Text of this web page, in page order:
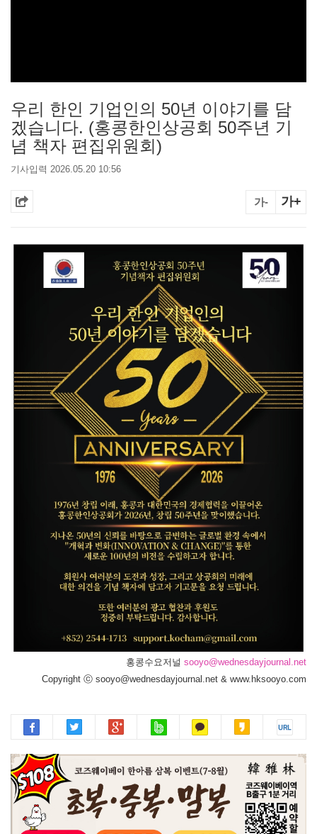
우리 한인 기업인의 50년 이야기를 담
겠습니다. (홍콩한인상공회 50주년 기
념 책자 편집위원회)
기사입력 2026.05.20 10:56
가- 가+
홍콩수요저널 sooyo@wednesdayjournal.net
Copyright ⓒ sooyo@wednesdayjournal.net & www.hksooyo.com